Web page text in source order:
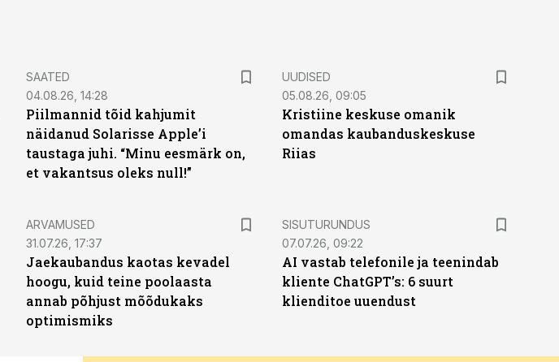
SAATED
04.08.26, 14:28
Piilmannid tõid kahjumit
näidanud Solarisse Apple’i
taustaga juhi. “Minu eesmärk on,
et vakantsus oleks null!”
UUDISED
05.08.26, 09:05
Kristiine keskuse omanik
omandas kaubanduskeskuse
Riias
ARVAMUSED
31.07.26, 17:37
Jaekaubandus kaotas kevadel
hoogu, kuid teine poolaasta
annab põhjust mõõdukaks
optimismiks
ST
SISUTURUNDUS
07.07.26, 09:22
AI vastab telefonile ja teenindab
kliente ChatGPT’s: 6 suurt
klienditoe uuendust